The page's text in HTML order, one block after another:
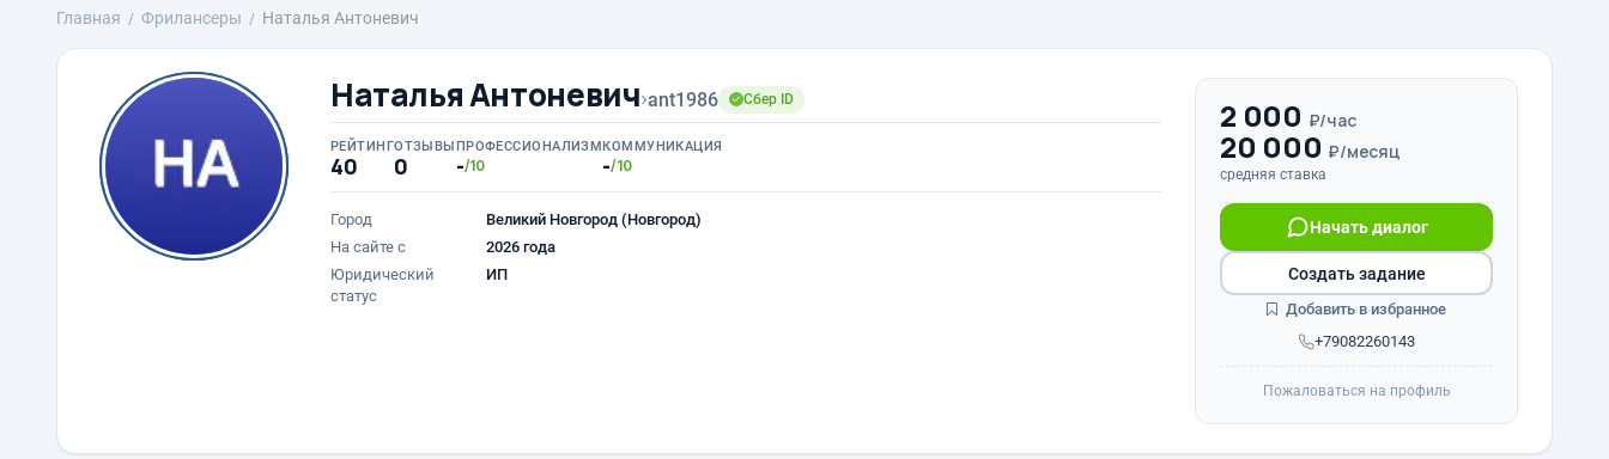
Главная Фрилансеры Наталья Антоневич
Наталья Антоневич›ant1986 Сбер ID
РЕЙТИНГ
40
ОТЗЫВЫ
0
ПРОФЕССИОНАЛИЗМ
-/10
КОММУНИКАЦИЯ
-/10
Город
Великий Новгород (Новгород)
На сайте с
2026 года
Юридический
статус
ИП
2 000 ₽/час
20 000 ₽/месяц
средняя ставка
+79082260143
Начать диалог
Создать задание
Добавить в избранное
Пожаловаться на профиль